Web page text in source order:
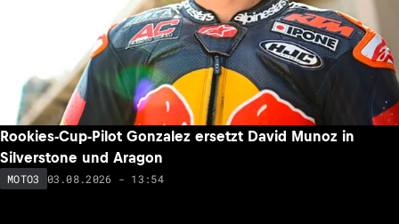
Rookies-Cup-Pilot Gonzalez ersetzt David Munoz in
Silverstone und Aragon
MOTO3 03.08.2026 - 13:54